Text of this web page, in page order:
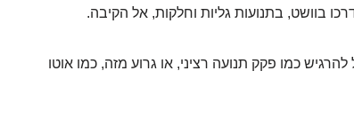
בוושט, בתנועות גליות וחלקות, אל הקיבה.
כמו פקק תנועה רציני, או גרוע מזה, כמו אוטו